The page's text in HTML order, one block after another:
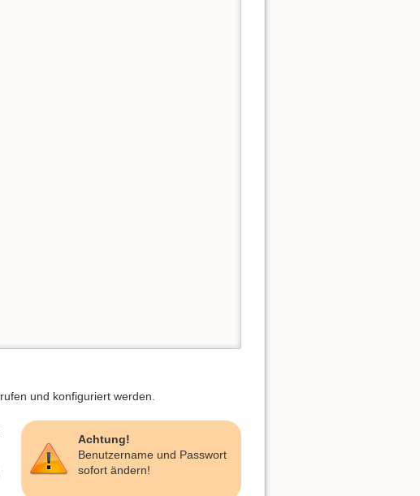
und konfiguriert werden.
Achtung!
Benutzername und Passwort
sofort ändern!